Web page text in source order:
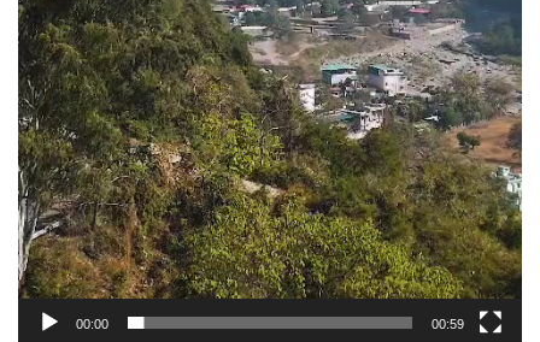
00:00 00:59